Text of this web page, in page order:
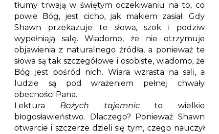
tłumy trwają w świętym oczekiwaniu na to, co
powie Bóg, jest cicho, jak makiem zasiał. Gdy
Shawn przekazuje te słowa, szok i podziw
wypełniają salę. Wiadomo, że nie otrzymuje
objawienia z naturalnego źródła, a ponieważ te
słowa są tak szczegółowe i osobiste, wiadomo, że
Bóg jest pośród nich. Wiara wzrasta na sali, a
ludzie są pod wrażeniem pełnej chwały
obecności Pana.
Lektura Bożych tajemnicto wielkie
błogosławieństwo. Dlaczego? Ponieważ Shawn
otwarcie i szczerze dzieli się tym, czego nauczył